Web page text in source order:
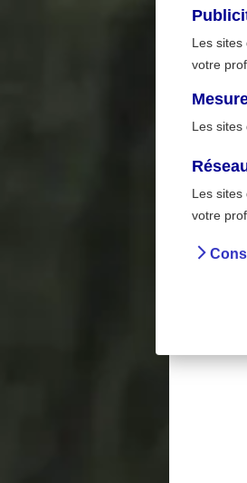
Les sites
votre
Les sites
Les sites
votre